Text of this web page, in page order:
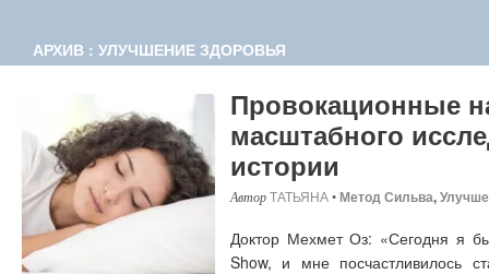
АРХИВ : УЛУЧШЕНИЕ ЗДОРОВЬЯ
Провокационные
масштабного
истории
ТАТЬЯНА•Метод Сильва,
Доктор Мехмет Оз: «Сегодня я
Show, и мне посчастливилось